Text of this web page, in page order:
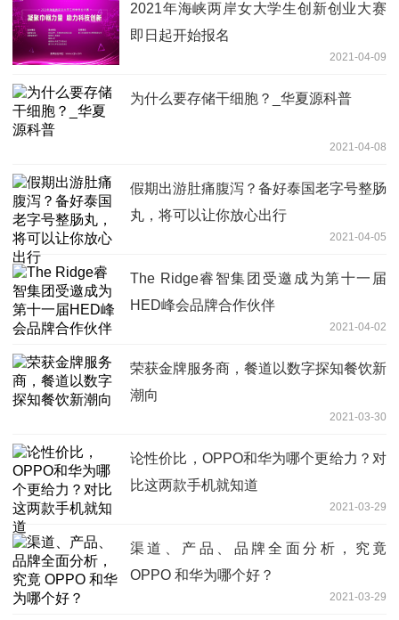
2021年海峡两岸女大学生创新创业大赛
即日起开始报名
2021-04-09
为什么要存储干细胞？_华夏源科普
2021-04-08
假期出游肚痛腹泻？备好泰国老字号整肠
丸，将可以让你放心出行
2021-04-05
The Ridge睿智集团受邀成为第十一届
HED峰会品牌合作伙伴
2021-04-02
荣获金牌服务商，餐道以数字探知餐饮新
潮向
2021-03-30
论性价比，OPPO和华为哪个更给力？对
比这两款手机就知道
2021-03-29
渠道、产品、品牌全面分析，究竟
OPPO 和华为哪个好？
2021-03-29